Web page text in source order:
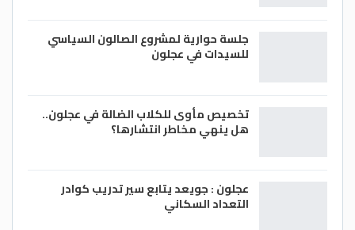
جلسة حوارية لمشروع الصالون السياسي
للسيدات في عجلون
تخصيص مأوى للكلاب الضالة في عجلون..
هل ينهي مخاطر انتشارها؟
عجلون : جويعد يتابع سير تدريب كوادر
التعداد السكاني